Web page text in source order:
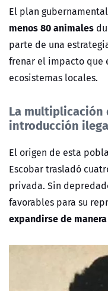
El plan
menos 80 animales
parte de una
frenar el impacto que
ecosistemas locales.
La multiplicación
introducción
El origen de esta
Escobar trasladó
privada. Sin
favorables para su
expandirse de